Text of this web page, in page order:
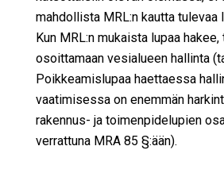
mahdollista MRL:n kautta tulevaa
Kun MRL:n mukaista lupaa
osoittamaan vesialueen hallinta
Poikkeamislupaa haettaessa
vaatimisessa on enemmän
rakennus- ja toimenpidelupien
verrattuna MRA 85 §:ään).